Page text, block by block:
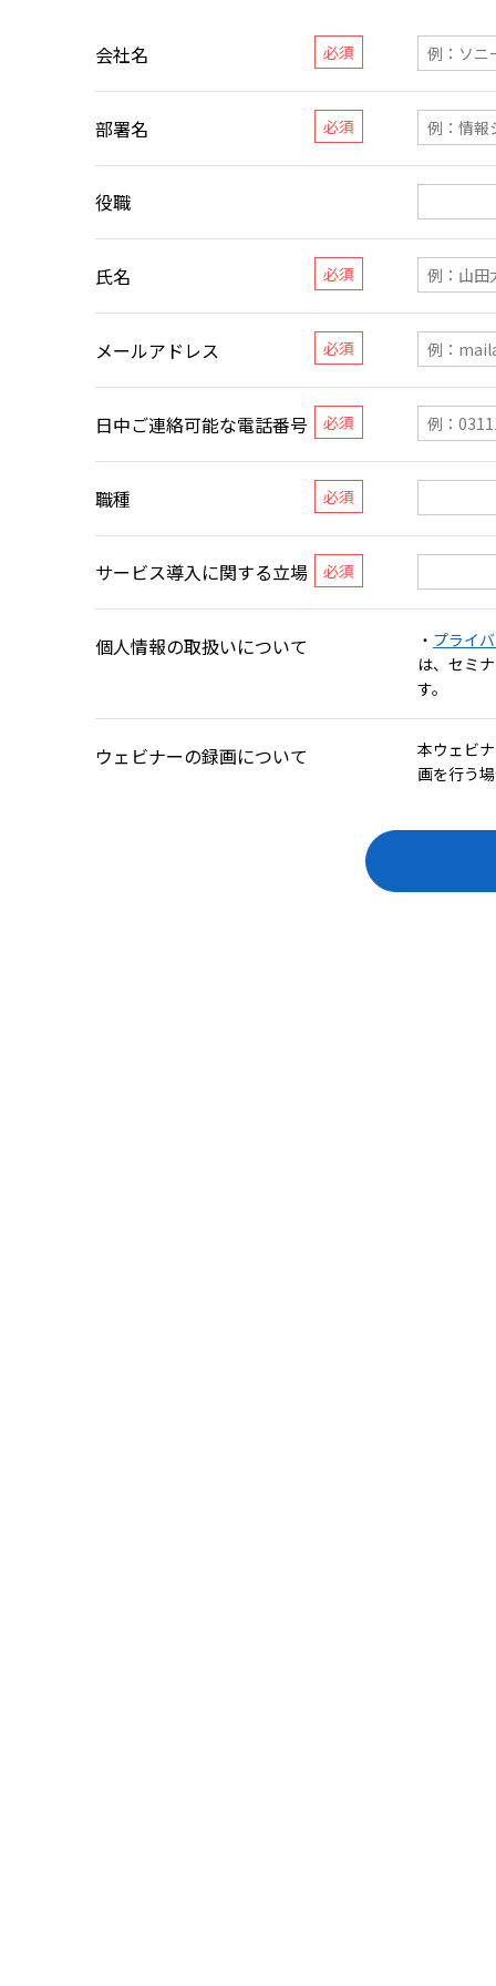
会社名
部署名
役職
氏名
メールアドレス
日中ご連絡可能な電話番号
職種
サービス導入に関する立場
個人情報の取扱いについて ・ プライ
は、セミ
す。
ウェビナーの録画について
本ウェビ
画を行う